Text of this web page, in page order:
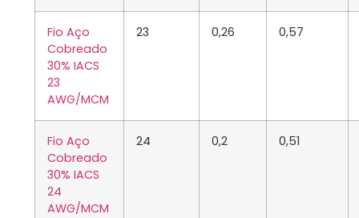
Fio Aço
Cobreado
30% IACS
23
AWG/MCM
23 0,26 0,57
Fio Aço
Cobreado
30% IACS
24
AWG/MCM
24 0,2 0,51